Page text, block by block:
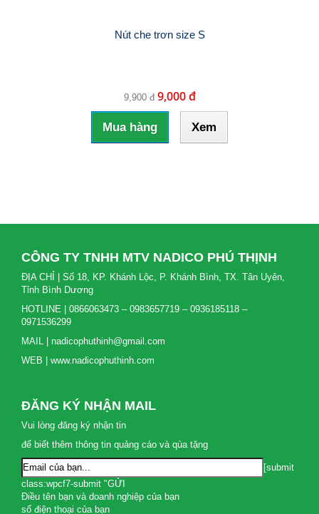
Nút che trơn size S
9,900 đ 9,000 đ
Mua hàng Xem
CÔNG TY TNHH MTV NADICO PHÚ THỊNH
ĐỊA CHỈ | Số 18, KP. Khánh Lộc, P. Khánh Bình, TX. Tân Uyên,
Tỉnh Bình Dương
HOTLINE | 0866063473 – 0983657719 – 0936185118 –
0971536299
MAIL | nadicophuthinh@gmail.com
WEB | www.nadicophuthinh.com
ĐĂNG KÝ NHẬN MAIL
Vui lòng đăng ký nhận tin
để biết thêm thông tin quảng cáo và qùa tặng
[submit
class:wpcf7-submit "GỬI
Điều tên bạn và doanh nghiệp của bạn
số điện thoại của bạn